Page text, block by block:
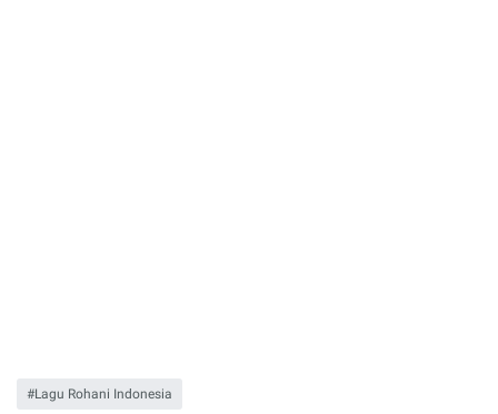
Lagu Rohani Indonesia